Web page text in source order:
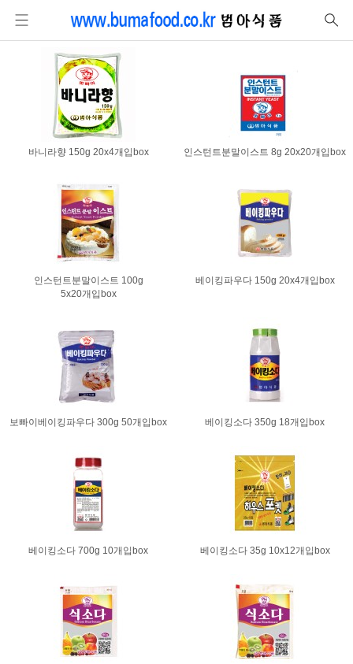
바니라향 150g 20x4개입box 인스턴트분말이스트 8g 20x20개입box
인스턴트분말이스트 100g
5x20개입box
베이킹파우다 150g 20x4개입box
보빠이베이킹파우다 300g 50개입box 베이킹소다 350g 18개입box
베이킹소다 700g 10개입box 베이킹소다 35g 10x12개입box